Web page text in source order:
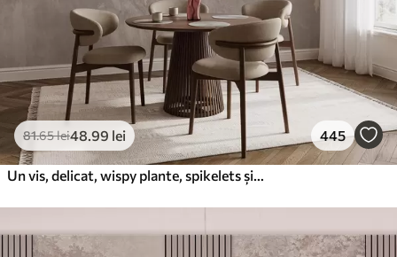
81.65lei48 .99 lei 445